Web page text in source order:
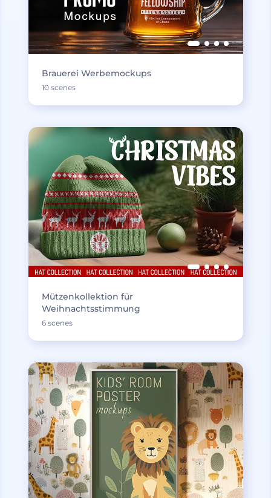
Brauerei Werbemockups
10 scenes
Mützenkollektion für
Weihnachtsstimmung
6 scenes